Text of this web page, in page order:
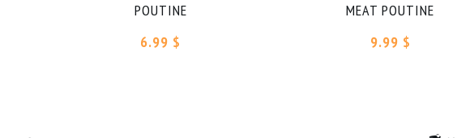
POUTINE
6.99 $
MEAT POUTINE
9.99 $